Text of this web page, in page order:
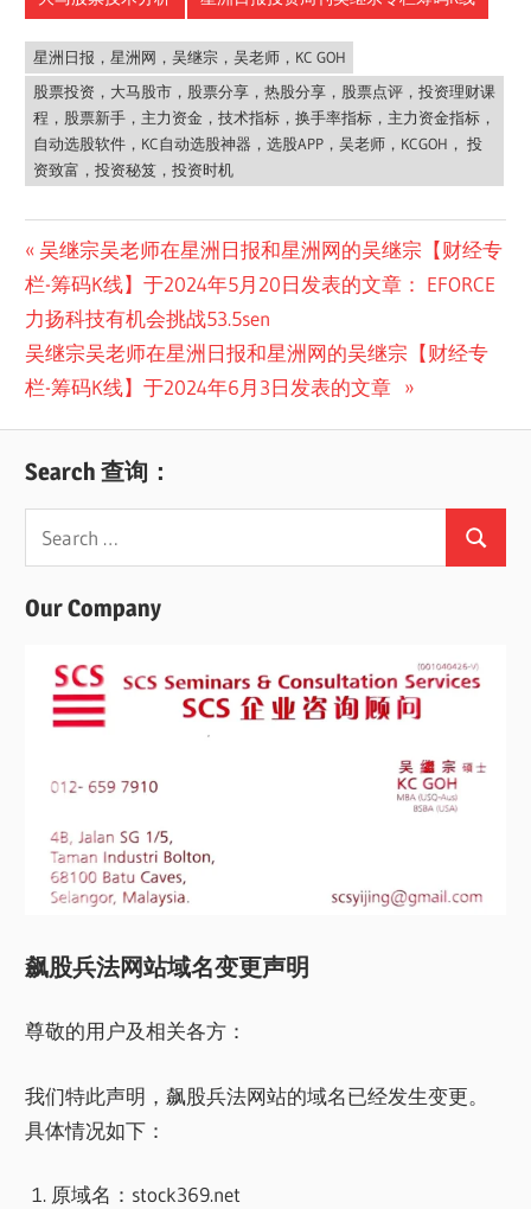
星洲日报，星洲网，吴继宗，吴老师，KC GOH
股票投资，大马股市，股票分享，热股分享，股票点评，投资理财课
程，股票新手，主力资金，技术指标，换手率指标，主力资金指标，
自动选股软件，KC自动选股神器，选股APP，吴老师，KCGOH， 投
资致富，投资秘笈，投资时机
Post
navigation
Previous
Post:
吴继宗吴老师在星洲日报和星洲网的吴继宗【财经专
栏-筹码K线】于2024年5月20日发表的文章： EFORCE
力扬科技有机会挑战53.5sen
Next
Post:
吴继宗吴老师在星洲日报和星洲网的吴继宗【财经专
栏-筹码K线】于2024年6月3日发表的文章
Search 查询：
Search
for:
Search
Our Company
飙股兵法网站域名变更声明
尊敬的用户及相关各方：
我们特此声明，飙股兵法网站的域名已经发生变更。
具体情况如下：
原域名：stock369.net